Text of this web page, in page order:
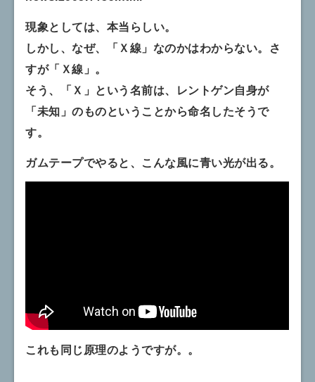
現象としては、本当らしい。
しかし、なぜ、「Ｘ線」なのかはわからない。さ
すが「Ｘ線」。
そう、「Ｘ」という名前は、レントゲン自身が
「未知」のものということから命名したそうで
す。
ガムテープでやると、こんな風に青い光が出る。
これも同じ原理のようですが。。